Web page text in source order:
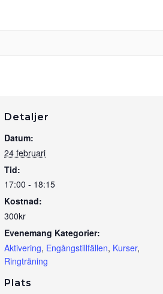
Detaljer
Datum:
24 februari
Tid:
17:00 - 18:15
Kostnad:
300kr
Evenemang Kategorier:
Aktivering, Engångstillfällen, Kurser,
Ringträning
Plats